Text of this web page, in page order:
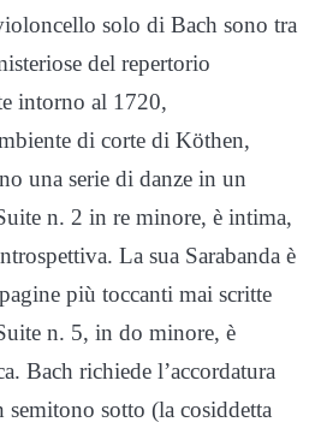
solo di Bach sono tra
del repertorio
intorno al 1720,
di corte di Köthen,
una serie di danze in un
n. 2 in re minore, è intima,
La sua Sarabanda è
più toccanti mai scritte
n. 5, in do minore, è
Bach richiede l’accordatura
semitono sotto (la cosiddetta